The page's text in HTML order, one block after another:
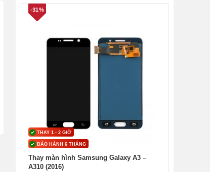
THAY 1 - 2 GIỜ
BẢO HÀNH 6 THÁNG
-31%
Thay màn hình Samsung Galaxy A3 –
A310 (2016)